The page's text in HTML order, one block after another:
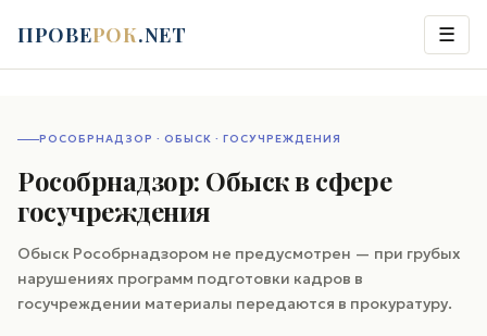
ПРОВЕРОК.NET ☰
РОСОБРНАДЗОР · ОБЫСК · ГОСУЧРЕЖДЕНИЯ
Рособрнадзор: Обыск в сфере
госучреждения
Обыск Рособрнадзором не предусмотрен — при грубых
нарушениях программ подготовки кадров в
госучреждении материалы передаются в прокуратуру.